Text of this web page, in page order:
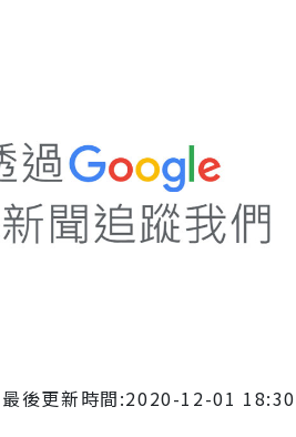
最後更新時間:2020-12-01 18:30